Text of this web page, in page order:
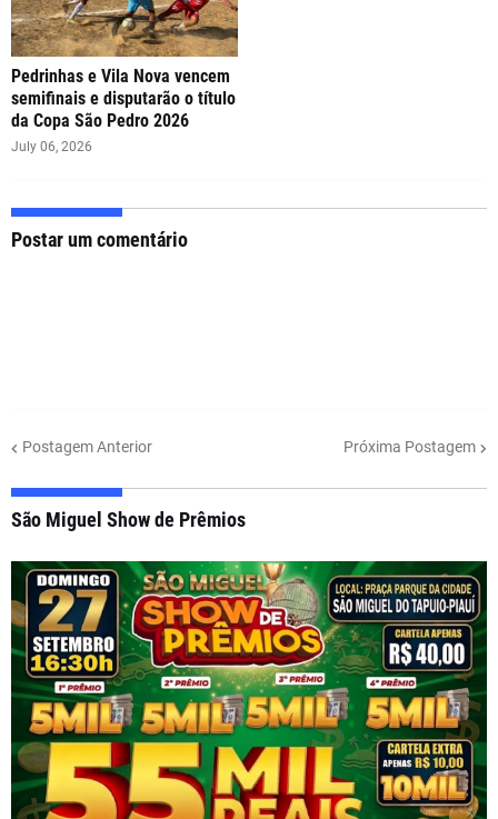
Pedrinhas e Vila Nova vencem
semifinais e disputarão o título
da Copa São Pedro 2026
July 06, 2026
Postar um comentário
Postagem Anterior Próxima Postagem
São Miguel Show de Prêmios